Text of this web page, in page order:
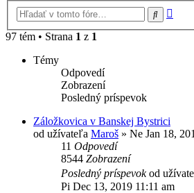
Hľadať
97 tém • Strana 1 z 1
Témy
Odpovedí
Zobrazení
Posledný príspevok
Záložkovica v Banskej Bystrici
od užívateľa Maroš » Ne Jan 18,
11 Odpovedí
8544 Zobrazení
Posledný príspevokod
Pi Dec 13, 2019 11:11 am